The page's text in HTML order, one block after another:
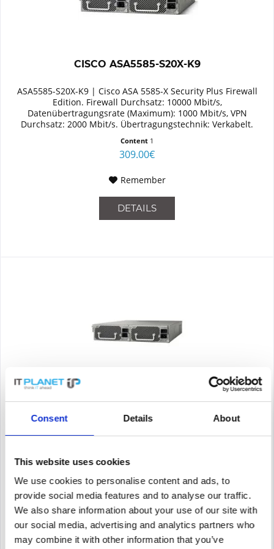
Consent Details About
This website uses cookies
We use cookies to personalise content and ads, to
provide social media features and to analyse our traffic.
We also share information about your use of our site with
our social media, advertising and analytics partners who
may combine it with other information that you’ve
CISCO ASA5585-S20X-K9
ASA5585-S20X-K9 | Cisco ASA 5585-X Security Plus Firewall
Edition. Firewall Durchsatz: 10000 Mbit/s,
Datenübertragungsrate (Maximum): 1000 Mbit/s, VPN
Durchsatz: 2000 Mbit/s. Übertragungstechnik: Verkabelt.
Content 1
309.00€
Remember
DETAILS
ASA5585-S60-2A-K8 | ASA5585-S60-2A-K8 - Firewall - Rack-
Modul
1,299.00€
Remember
DETAILS